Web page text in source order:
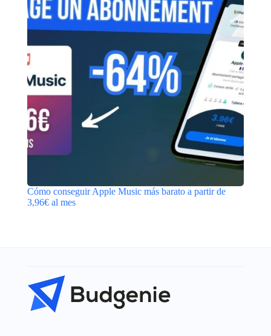
Cómo conseguir Apple Music más barato a partir de
3,96€ al mes